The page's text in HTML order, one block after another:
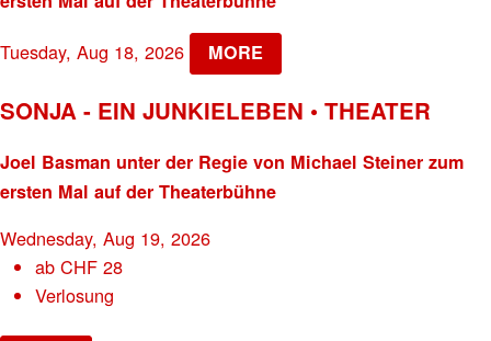
Tuesday, Aug 18, 2026 MORE
SONJA - EIN JUNKIELEBEN • THEATER
Joel Basman unter der Regie von Michael Steiner zum
ersten Mal auf der Theaterbühne
Wednesday, Aug 19, 2026
abCHF 28
Verlosung